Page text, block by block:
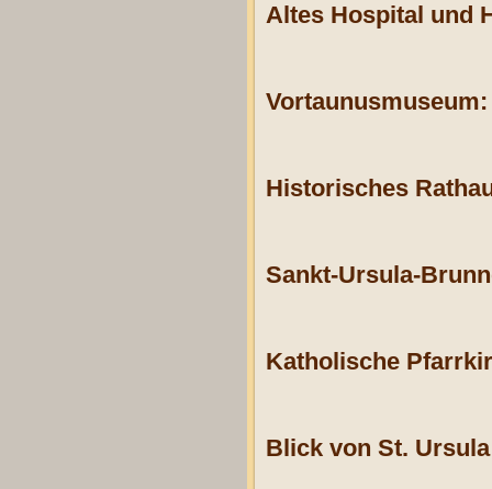
Altes Hospital und
Vortaunusmuseum:
Historisches
Sankt-Ursula-
Katholische
Blick von St.